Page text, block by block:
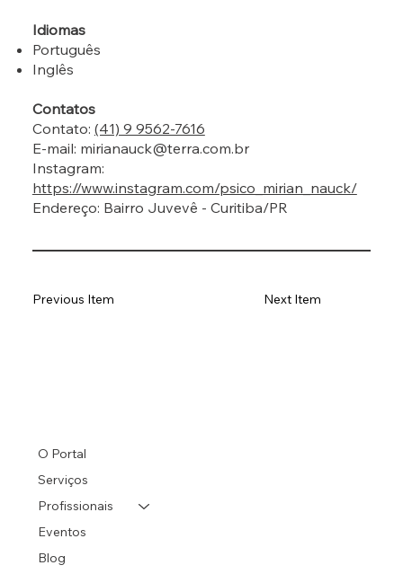
Idiomas
Português
Inglês
Contatos
Contato: (41) 9 9562-7616
E-mail: mirianauck@terra.com.br
Instagram:
https://www.instagram.com/psico_mirian_nauck/
Endereço: Bairro Juvevê - Curitiba/PR
Next Item
Previous Item
O Portal
Serviços
Profissionais
Eventos
Blog